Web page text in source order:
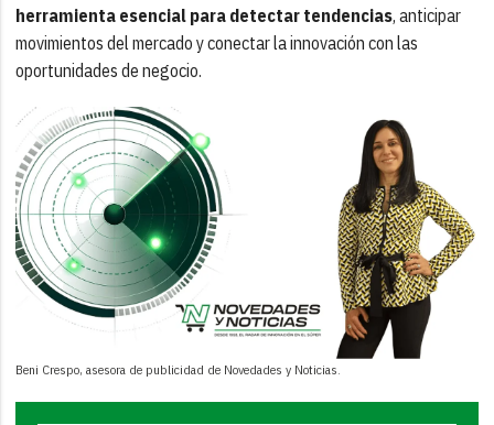
herramienta esencial para detectar tendencias, anticipar
movimientos del mercado y conectar la innovación con las
oportunidades de negocio.
Beni Crespo, asesora de publicidad de Novedades y Noticias.